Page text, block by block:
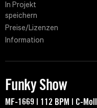
In Projekt
speichern
Preise/Lizenzen
Information
Funky Show
MF-1669 | 112 BPM | C-Moll